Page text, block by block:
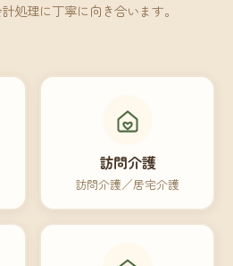
処理に丁寧に向き合います。
訪問介護
訪問介護／居宅介護